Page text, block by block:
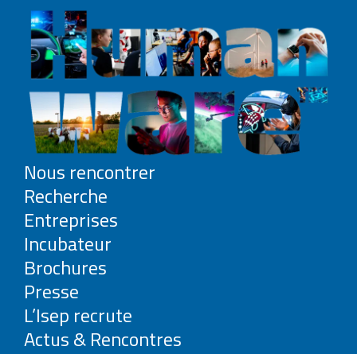
Nous rencontrer
Recherche
Entreprises
Incubateur
Brochures
Presse
L’Isep recrute
Actus & Rencontres